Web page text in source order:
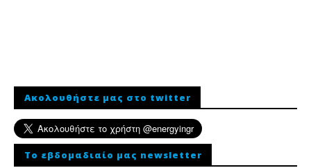
Ακολουθήστε μας στο twitter
To εβδομαδιαίο μας newsletter